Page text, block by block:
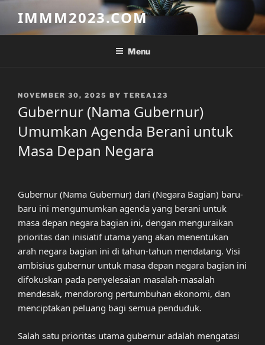
content
IMMM2023.COM
Menu
POSTED
NOVEMBER 30, 2025 BY TEREA123
Gubernur (Nama Gubernur)
Umumkan Agenda Berani untuk
Masa Depan Negara
Gubernur (Nama Gubernur) dari (Negara Bagian) baru-
baru ini mengumumkan agenda yang berani untuk
masa depan negara bagian ini, dengan menguraikan
prioritas dan inisiatif utama yang akan menentukan
arah negara bagian ini di tahun-tahun mendatang. Visi
ambisius gubernur untuk masa depan negara bagian ini
difokuskan pada penyelesaian masalah-masalah
mendesak, mendorong pertumbuhan ekonomi, dan
menciptakan peluang bagi semua penduduk.
Salah satu prioritas utama gubernur adalah mengatasi